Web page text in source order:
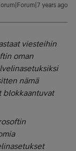
years ago
viesteihin
oman
nämä
blokkaantuvat